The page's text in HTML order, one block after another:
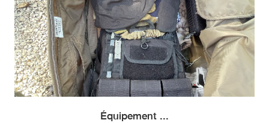
Équipement ...